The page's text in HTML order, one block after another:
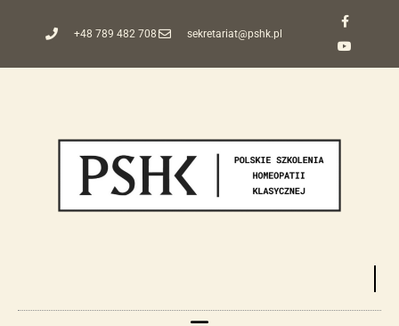
+48 789 482 708 sekretariat@pshk.pl